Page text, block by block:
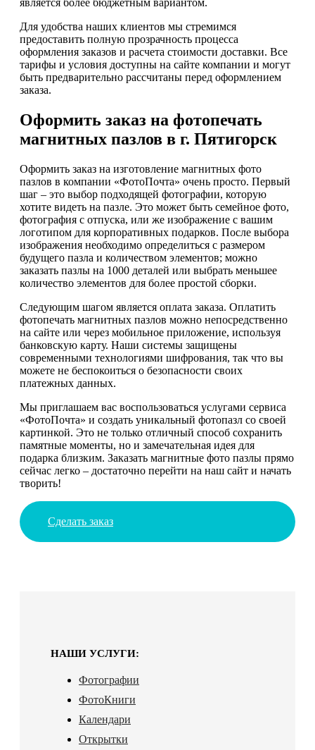
является более бюджетным вариантом.
Для удобства наших клиентов мы стремимся
предоставить полную прозрачность процесса
оформления заказов и расчета стоимости доставки. Все
тарифы и условия доступны на сайте компании и могут
быть предварительно рассчитаны перед оформлением
заказа.
Оформить заказ на фотопечать
магнитных пазлов в г. Пятигорск
Оформить заказ на изготовление магнитных фото
пазлов в компании «ФотоПочта» очень просто. Первый
шаг – это выбор подходящей фотографии, которую
хотите видеть на пазле. Это может быть семейное фото,
фотография с отпуска, или же изображение с вашим
логотипом для корпоративных подарков. После выбора
изображения необходимо определиться с размером
будущего пазла и количеством элементов; можно
заказать пазлы на 1000 деталей или выбрать меньшее
количество элементов для более простой сборки.
Следующим шагом является оплата заказа. Оплатить
фотопечать магнитных пазлов можно непосредственно
на сайте или через мобильное приложение, используя
банковскую карту. Наши системы защищены
современными технологиями шифрования, так что вы
можете не беспокоиться о безопасности своих
платежных данных.
Мы приглашаем вас воспользоваться услугами сервиса
«ФотоПочта» и создать уникальный фотопазл со своей
картинкой. Это не только отличный способ сохранить
памятные моменты, но и замечательная идея для
подарка близким. Заказать магнитные фото пазлы прямо
сейчас легко – достаточно перейти на наш сайт и начать
творить!
Сделать заказ
НАШИ УСЛУГИ:
Фотографии
ФотоКниги
Календари
Открытки